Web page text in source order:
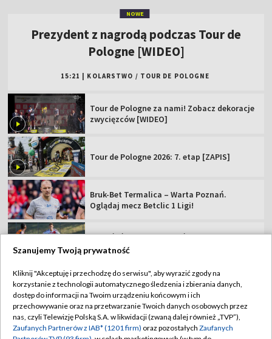
zwycięzców [WIDEO]
Tour de Pologne 2026: 7. etap [ZAPIS]
Bruk-Bet Termalica – Warta Poznań.
ŁKS Łódź – Chrobry Głogów. Betclic 1 Liga
TVP
Abonament TVP
Sklep TVP
Regulamin TVP
Polityka prywatności
Szanujemy Twoją prywatność
Kliknij "Akceptuję i przechodzę do serwisu", aby wyrazić zgody na
korzystanie z technologii automatycznego śledzenia i zbierania danych,
dostęp do informacji na Twoim urządzeniu końcowym i ich
przechowywanie oraz na przetwarzanie Twoich danych osobowych przez
nas, czyli Telewizję Polską S.A. w likwidacji (zwaną dalej również „TVP”),
Zaufanych Partnerów z IAB* (1201 firm) oraz pozostałych Zaufanych